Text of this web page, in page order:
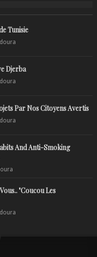
Tunisie
Djerba
Par Nos Citoyens Avertis
And Anti-Smoking
"Coucou Les